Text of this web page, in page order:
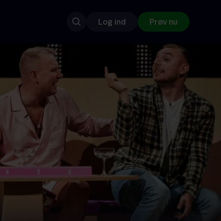
Log ind Prøv nu